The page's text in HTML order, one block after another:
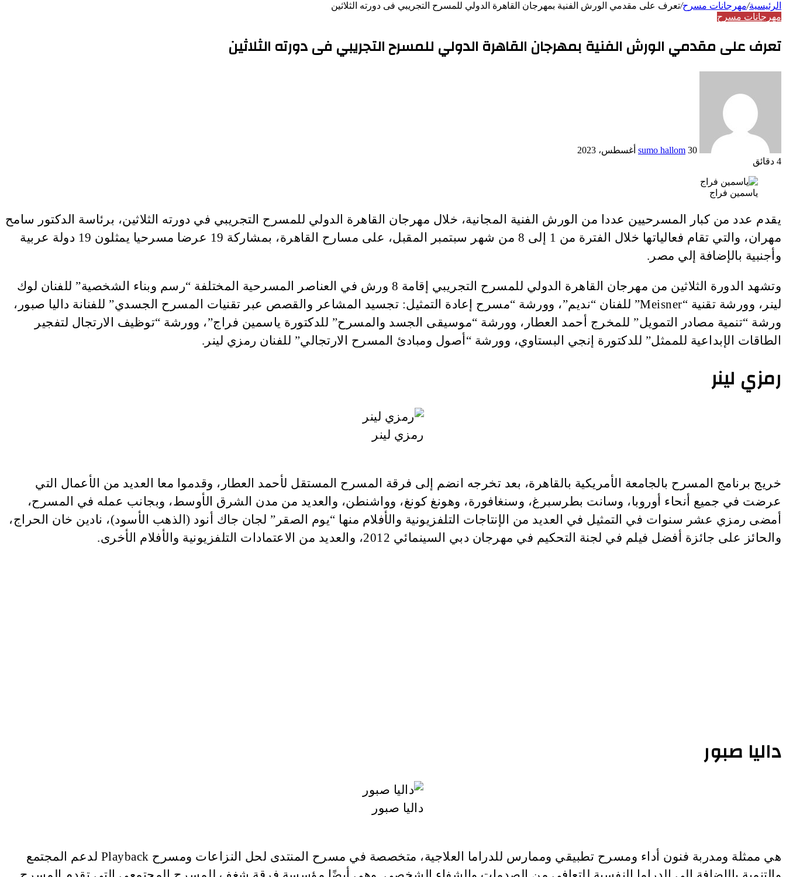
الرئيسية/مهرجانات مسرح/تعرف على مقدمي الورش الفنية بمهرجان القاهرة الدولي للمسرح التجريبي فى دورته الثلاثين
مهرجانات مسرح
تعرف على مقدمي الورش الفنية بمهرجان القاهرة الدولي للمسرح التجريبي فى دورته الثلاثين
sumo hallom 30 أغسطس، 2023
4 دقائق
ياسمين فراج
يقدم عدد من كبار المسرحيين عددا من الورش الفنية المجانية، خلال مهرجان القاهرة الدولي للمسرح التجريبي في دورته الثلاثين، برئاسة الدكتور سامح
مهران، والتي تقام فعالياتها خلال الفترة من 1 إلى 8 من شهر سبتمبر المقبل، على مسارح القاهرة، بمشاركة 19 عرضا مسرحيا يمثلون 19 دولة عربية
وأجنبية بالإضافة إلي مصر.
وتشهد الدورة الثلاثين من مهرجان القاهرة الدولي للمسرح التجريبي إقامة 8 ورش في العناصر المسرحية المختلفة “رسم وبناء الشخصية” للفنان لوك
لينر، وورشة تقنية “Meisner” للفنان “نديم”، وورشة “مسرح إعادة التمثيل: تجسيد المشاعر والقصص عبر تقنيات المسرح الجسدي” للفنانة داليا صبور،
ورشة “تنمية مصادر التمويل” للمخرج أحمد العطار، وورشة “موسيقى الجسد والمسرح” للدكتورة ياسمين فراج”، وورشة “توظيف الارتجال لتفجير
الطاقات الإبداعية للممثل” للدكتورة إنجي البستاوي، وورشة “أصول ومبادئ المسرح الارتجالي” للفنان رمزي لينر.
رمزي لينر
رمزي لينر
خريج برنامج المسرح بالجامعة الأمريكية بالقاهرة، بعد تخرجه انضم إلى فرقة المسرح المستقل لأحمد العطار، وقدموا معا العديد من الأعمال التي
عرضت في جميع أنحاء أوروبا، وسانت بطرسبرغ، وسنغافورة، وهونغ كونغ، وواشنطن، والعديد من مدن الشرق الأوسط، وبجانب عمله في المسرح،
أمضى رمزي عشر سنوات في التمثيل في العديد من الإنتاجات التلفزيونية والأفلام منها “يوم الصقر” لجان جاك أنود (الذهب الأسود)، نادين خان الحراج،
والحائز على جائزة أفضل فيلم في لجنة التحكيم في مهرجان دبي السينمائي 2012، والعديد من الاعتمادات التلفزيونية والأفلام الأخرى.
داليا صبور
داليا صبور
هي ممثلة ومدربة فنون أداء ومسرح تطبيقي وممارس للدراما العلاجية، متخصصة في مسرح المنتدى لحل النزاعات ومسرح Playback لدعم المجتمع